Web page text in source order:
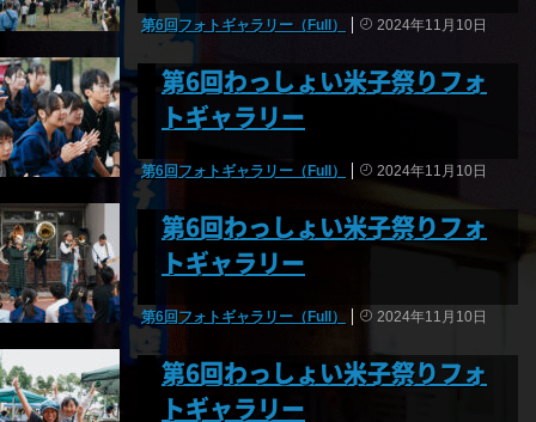
第6回フォトギャラリー（Full） 2024年11月10日
第6回わっしょい米子祭りフォ
トギャラリー
第6回フォトギャラリー（Full） 2024年11月10日
第6回わっしょい米子祭りフォ
トギャラリー
第6回フォトギャラリー（Full） 2024年11月10日
第6回わっしょい米子祭りフォ
トギャラリー